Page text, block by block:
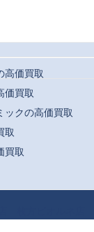
高価買取
価買取
ックの高価買取
取
買取